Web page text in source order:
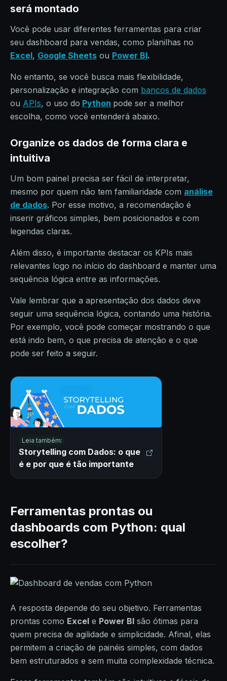
será montado
Você pode usar diferentes ferramentas para criar
seu dashboard para vendas, como planilhas no
Excel, Google Sheets ou Power BI.
No entanto, se você busca mais flexibilidade,
personalização e integração com bancos de dados
ou APIs, o uso do Python pode ser a melhor
escolha, como você entenderá abaixo.
Organize os dados de forma clara e
intuitiva
Um bom painel precisa ser fácil de interpretar,
mesmo por quem não tem familiaridade com análise
de dados. Por esse motivo, a recomendação é
inserir gráficos simples, bem posicionados e com
legendas claras.
Além disso, é importante destacar os KPIs mais
relevantes logo no início do dashboard e manter uma
sequência lógica entre as informações.
Vale lembrar que a apresentação dos dados deve
seguir uma sequência lógica, contando uma história.
Por exemplo, você pode começar mostrando o que
está indo bem, o que precisa de atenção e o que
pode ser feito a seguir.
Leia também:
Storytelling com Dados: o que
é e por que é tão importante
Ferramentas prontas ou
dashboards com Python: qual
escolher?
A resposta depende do seu objetivo. Ferramentas
prontas como Excel e Power BI são ótimas para
quem precisa de agilidade e simplicidade. Afinal, elas
permitem a criação de painéis simples, com dados
bem estruturados e sem muita complexidade técnica.